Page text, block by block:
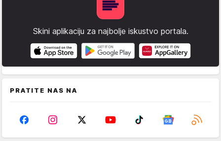
Skini aplikaciju za najbolje iskustvo portala.
PRATITE NAS NA